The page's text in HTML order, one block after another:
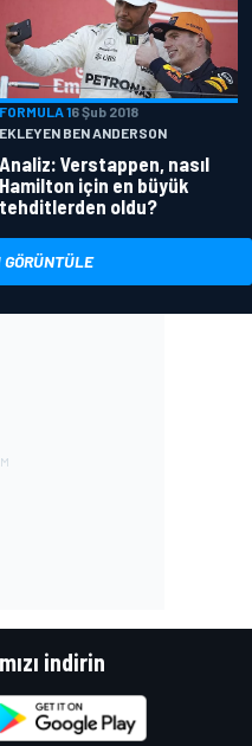
FORMULA 16 Şub 2018
EKLEYEN BEN ANDERSON
Analiz: Verstappen, nasıl
Hamilton için en büyük
tehditlerden oldu?
indirin